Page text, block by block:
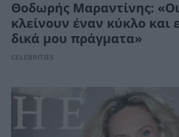
Θοδωρής Μαραντίνης:
κλείνουν έναν κύκλο και
δικά μου πράγματα»
CELEBRITIES